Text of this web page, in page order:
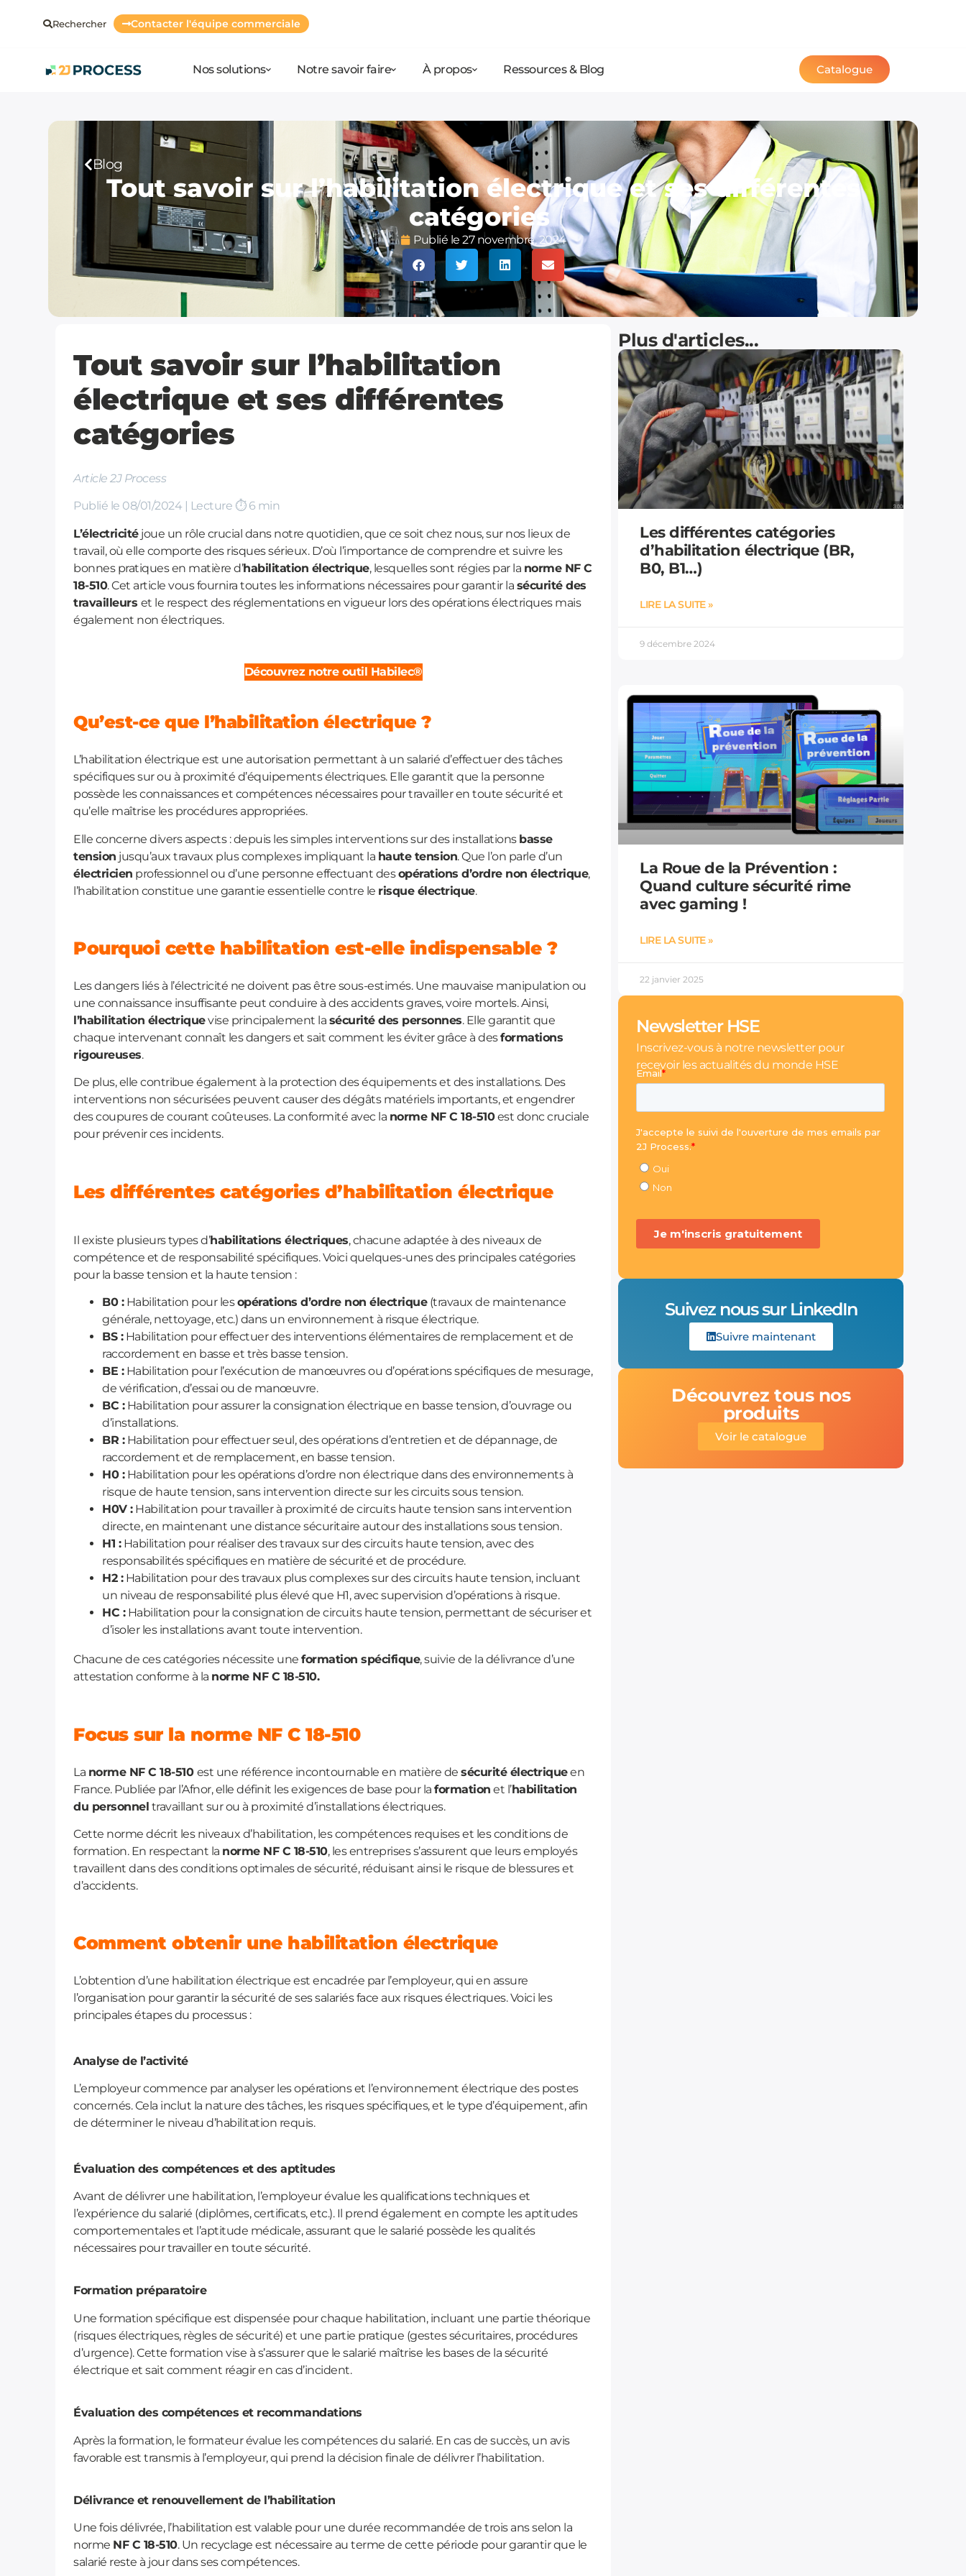
Rechercher Contacter l'équipe commerciale
Nos solutions Notre savoir faire À propos Ressources & Blog Catalogue
Blog
Tout savoir sur l’habilitation électrique et ses différentes
catégories
Publié le27 novembre, 2024
Tout savoir sur l’habilitation
électrique et ses différentes
catégories
Article 2J Process
Publié le 08/01/2024 | Lecture ⏱️ 6 min
L’électricitéjoue un rôle crucial dans notre quotidien, que ce soit chez nous, sur nos lieux de
travail, où elle comporte des risques sérieux. D’où l’importance de comprendre et suivre les
bonnes pratiques en matière d’habilitation électrique, lesquelles sont régies par la norme NF C
18-510. Cet article vous fournira toutes les informations nécessaires pour garantir la sécurité des
travailleurs et le respect des réglementations en vigueur lors des opérations électriques mais
également non électriques.
Découvrez notre outil Habilec®
Qu’est-ce que l’habilitation électrique ?
L’habilitation électrique est une autorisation permettant à un salarié d’effectuer des tâches
spécifiques sur ou à proximité d’équipements électriques. Elle garantit que la personne
possède les connaissances et compétences nécessaires pour travailler en toute sécurité et
qu’elle maîtrise les procédures appropriées.
Elle concerne divers aspects : depuis les simples interventions sur des installations basse
tension jusqu’aux travaux plus complexes impliquant la haute tension. Que l’on parle d’un
électricien professionnel ou d’une personne effectuant desopérations d’ordre non électrique,
l’habilitation constitue une garantie essentielle contre le risque électrique.
Pourquoi cette habilitation est-elle indispensable ?
Les dangers liés à l’électricité ne doivent pas être sous-estimés. Une mauvaise manipulation ou
une connaissance insuffisante peut conduire à des accidents graves, voire mortels. Ainsi,
l’habilitation électriquevise principalement la sécurité des personnes. Elle garantit que
chaque intervenant connaît les dangers et sait comment les éviter grâce à desformations
rigoureuses.
De plus, elle contribue également à la protection des équipements et des installations. Des
interventions non sécurisées peuvent causer des dégâts matériels importants, et engendrer
des coupures de courant coûteuses. La conformité avec la norme NF C 18-510est donc cruciale
pour prévenir ces incidents.
Les différentes catégories d’habilitation électrique
Il existe plusieurs types d’habilitations électriques, chacune adaptée à des niveaux de
compétence et de responsabilité spécifiques. Voici quelques-unes des principales catégories
pour la basse tension et la haute tension :
B0 :Habilitation pour lesopérations d’ordre non électrique(travaux de maintenance
générale, nettoyage, etc.) dans un environnement à risque électrique.
BS :Habilitation pour effectuer des interventions élémentaires de remplacement et de
raccordement en basse et très basse tension.
BE :Habilitation pour l’exécution de manœuvres ou d’opérations spécifiques de mesurage,
de vérification, d’essai ou de manœuvre.
BC :Habilitation pour assurer la consignation électrique en basse tension, d’ouvrage ou
d’installations.
BR :Habilitation pour effectuer seul, des opérations d’entretien et de dépannage, de
raccordement et de remplacement, en basse tension.
H0 :Habilitation pour les opérations d’ordre non électrique dans des environnements à
risque de haute tension, sans intervention directe sur les circuits sous tension.
H0V :Habilitation pour travailler à proximité de circuits haute tension sans intervention
directe, en maintenant une distance sécuritaire autour des installations sous tension.
H1 :Habilitation pour réaliser des travaux sur des circuits haute tension, avec des
responsabilités spécifiques en matière de sécurité et de procédure.
H2 :Habilitation pour des travaux plus complexes sur des circuits haute tension, incluant
un niveau de responsabilité plus élevé que H1, avec supervision d’opérations à risque.
HC :Habilitation pour la consignation de circuits haute tension, permettant de sécuriser et
d’isoler les installations avant toute intervention.
Chacune de ces catégories nécessite uneformation spécifique, suivie de la délivrance d’une
attestation conforme à la norme NF C 18-510.
Focus sur la norme NF C 18-510
La norme NF C 18-510 est une référence incontournable en matière desécurité électriqueen
France. Publiée par l’Afnor, elle définit les exigences de base pour laformation et l’habilitation
du personnel travaillant sur ou à proximité d’installations électriques.
Cette norme décrit les niveaux d’habilitation, les compétences requises et les conditions de
formation. En respectant la norme NF C 18-510, les entreprises s’assurent que leurs employés
travaillent dans des conditions optimales de sécurité, réduisant ainsi le risque de blessures et
d’accidents.
Comment obtenir une habilitation électrique
L’obtention d’une habilitation électrique est encadrée par l’employeur, qui en assure
l’organisation pour garantir la sécurité de ses salariés face aux risques électriques. Voici les
principales étapes du processus :
Analyse de l’activité
L’employeur commence par analyser les opérations et l’environnement électrique des postes
concernés. Cela inclut la nature des tâches, les risques spécifiques, et le type d’équipement, afin
de déterminer le niveau d’habilitation requis.
Évaluation des compétences et des aptitudes
Avant de délivrer une habilitation, l’employeur évalue les qualifications techniques et
l’expérience du salarié (diplômes, certificats, etc.). Il prend également en compte les aptitudes
comportementales et l’aptitude médicale, assurant que le salarié possède les qualités
nécessaires pour travailler en toute sécurité.
Formation préparatoire
Une formation spécifique est dispensée pour chaque habilitation, incluant une partie théorique
(risques électriques, règles de sécurité) et une partie pratique (gestes sécuritaires, procédures
d’urgence). Cette formation vise à s’assurer que le salarié maîtrise les bases de la sécurité
électrique et sait comment réagir en cas d’incident.
Évaluation des compétences et recommandations
Après la formation, le formateur évalue les compétences du salarié. En cas de succès, un avis
favorable est transmis à l’employeur, qui prend la décision finale de délivrer l’habilitation.
Délivrance et renouvellement de l’habilitation
Une fois délivrée, l’habilitation est valable pour une durée recommandée de trois ans selon la
norme NF C 18-510. Un recyclage est nécessaire au terme de cette période pour garantir que le
salarié reste à jour dans ses compétences.
Plus d'articles...
Les différentes catégories
d’habilitation électrique (BR,
B0, B1…)
LIRE LA SUITE »
9 décembre 2024
La Roue de la Prévention :
Quand culture sécurité rime
avec gaming !
LIRE LA SUITE »
22 janvier 2025
Newsletter HSE
Inscrivez-vous à notre newsletter pour
recevoir les actualités du monde HSE
Suivez nous sur LinkedIn
Suivre maintenant
Découvrez tous nos
produits
Voir le catalogue